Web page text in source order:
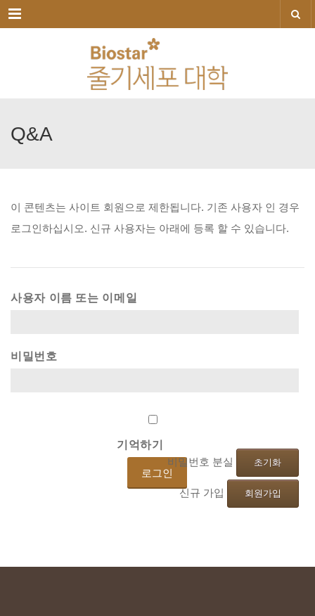
메뉴
Q&A
이 콘텐츠는 사이트 회원으로 제한됩니다. 기존 사용자 인 경우
로그인하십시오. 신규 사용자는 아래에 등록 할 수 있습니다.
사용자 이름 또는 이메일
비밀번호
기억하기
비밀번호 분실 초기화
신규 가입 회원가입